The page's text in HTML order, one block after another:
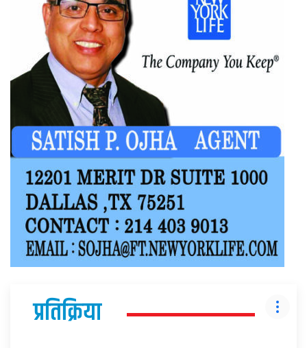
प्रतिक्रिया